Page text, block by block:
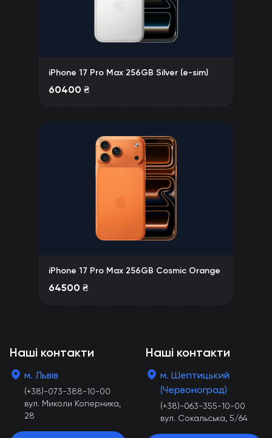
iPhone 17 Pro Max 256GB Silver (e-sim)
60400 ₴
iPhone 17 Pro Max 256GB Cosmic Orange
64500 ₴
Наші контакти
м. Львів
(+38)-073-388-10-00
вул. Миколи Коперника,
28
Наші контакти
м. Шептицький
(Червоноград)
(+38)-063-355-10-00
вул. Сокальська, 5/64